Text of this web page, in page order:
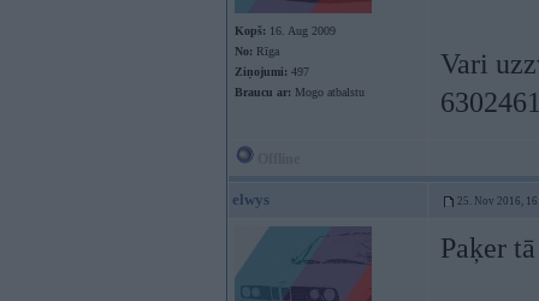
Kopš: 16. Aug 2009
No: Rīga
Ziņojumi: 497
Braucu ar: Mogo atbalstu
Vari
elwys 25. Nov 2016,
Paķer